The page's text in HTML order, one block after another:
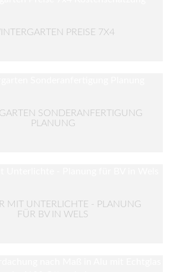
PREISE 7X4
SONDERANFERTIGUNG
PLANUNG
MIT UNTERLICHTE - PLANUNG
FÜR BV IN WELS